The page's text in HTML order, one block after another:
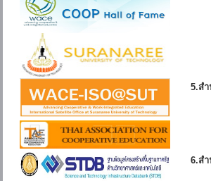
5.ส
6.ส